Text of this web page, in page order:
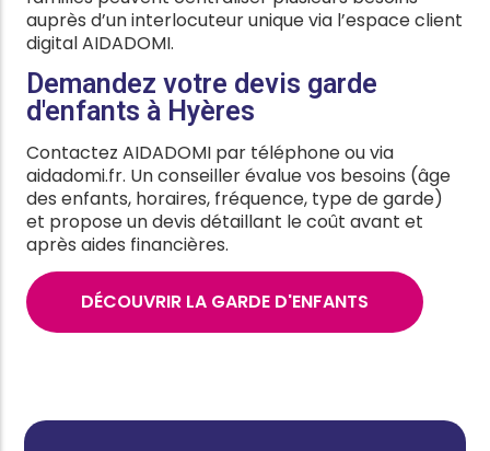
auprès d’un interlocuteur unique via l’espace client
digital AIDADOMI.
Demandez votre devis garde
d'enfants à Hyères
Contactez AIDADOMI par téléphone ou via
aidadomi.fr. Un conseiller évalue vos besoins (âge
des enfants, horaires, fréquence, type de garde)
et propose un devis détaillant le coût avant et
après aides financières.
DÉCOUVRIR LA GARDE D'ENFANTS